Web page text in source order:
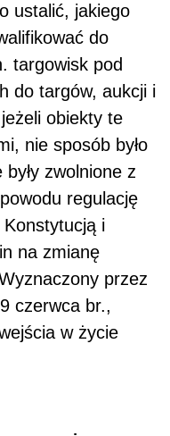
ustalić, jakiego
do
targowisk pod
do targów, aukcji i
obiekty te
nie sposób było
zwolnione z
regulację
Konstytucją i
na zmianę
przez
czerwca br.,
w życie